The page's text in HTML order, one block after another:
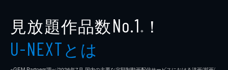
見放題作品数No.1 ※ ！
U-NEXTとは